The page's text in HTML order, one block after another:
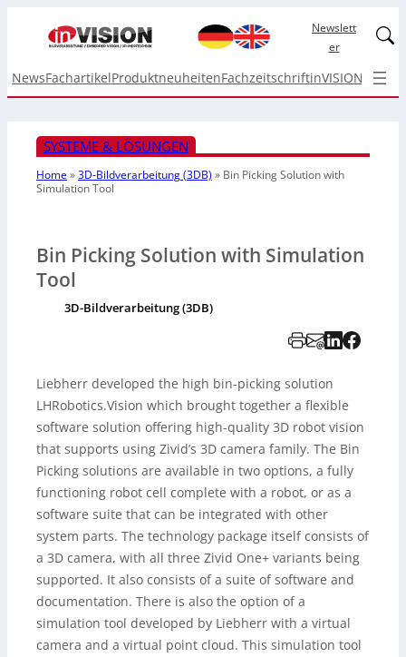
Newslett
er
NewsFachartikelProduktneuheitenFachzeitschriftinVISION Top
SYSTEME & LÖSUNGEN
Home»3D-Bildverarbeitung (3DB) » Bin Picking Solution with
Simulation Tool
Bin Picking Solution with Simulation
Tool
3D-Bildverarbeitung (3DB)
Liebherr developed the high bin-picking solution
LHRobotics.Vision which brought together a flexible
software solution offering high-quality 3D robot vision
that supports using Zivid’s 3D camera family. The Bin
Picking solutions are available in two options, a fully
functioning robot cell complete with a robot, or as a
software suite that can be integrated with other
system parts. The technology package itself consists of
a 3D camera, with all three Zivid One+ variants being
supported. It also consists of a suite of software and
documentation. There is also the option of a
simulation tool developed by Liebherr with a virtual
camera and a virtual point cloud. This simulation tool